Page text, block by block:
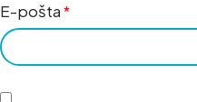
E-pošta*